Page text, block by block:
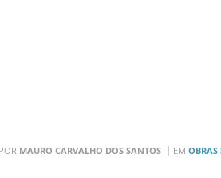
POR MAURO CARVALHO DOS SANTOS EM OBRAS